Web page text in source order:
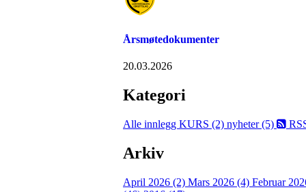
Årsmøtedokumenter
20.03.2026
Kategori
Alle innlegg KURS (2) nyheter (5)
Arkiv
April 2026 (2) Mars 2026 (4) Februar